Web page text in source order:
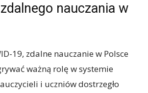
nauczania w
19, zdalne nauczanie w Polsce
ważną rolę w systemie
i uczniów dostrzegło